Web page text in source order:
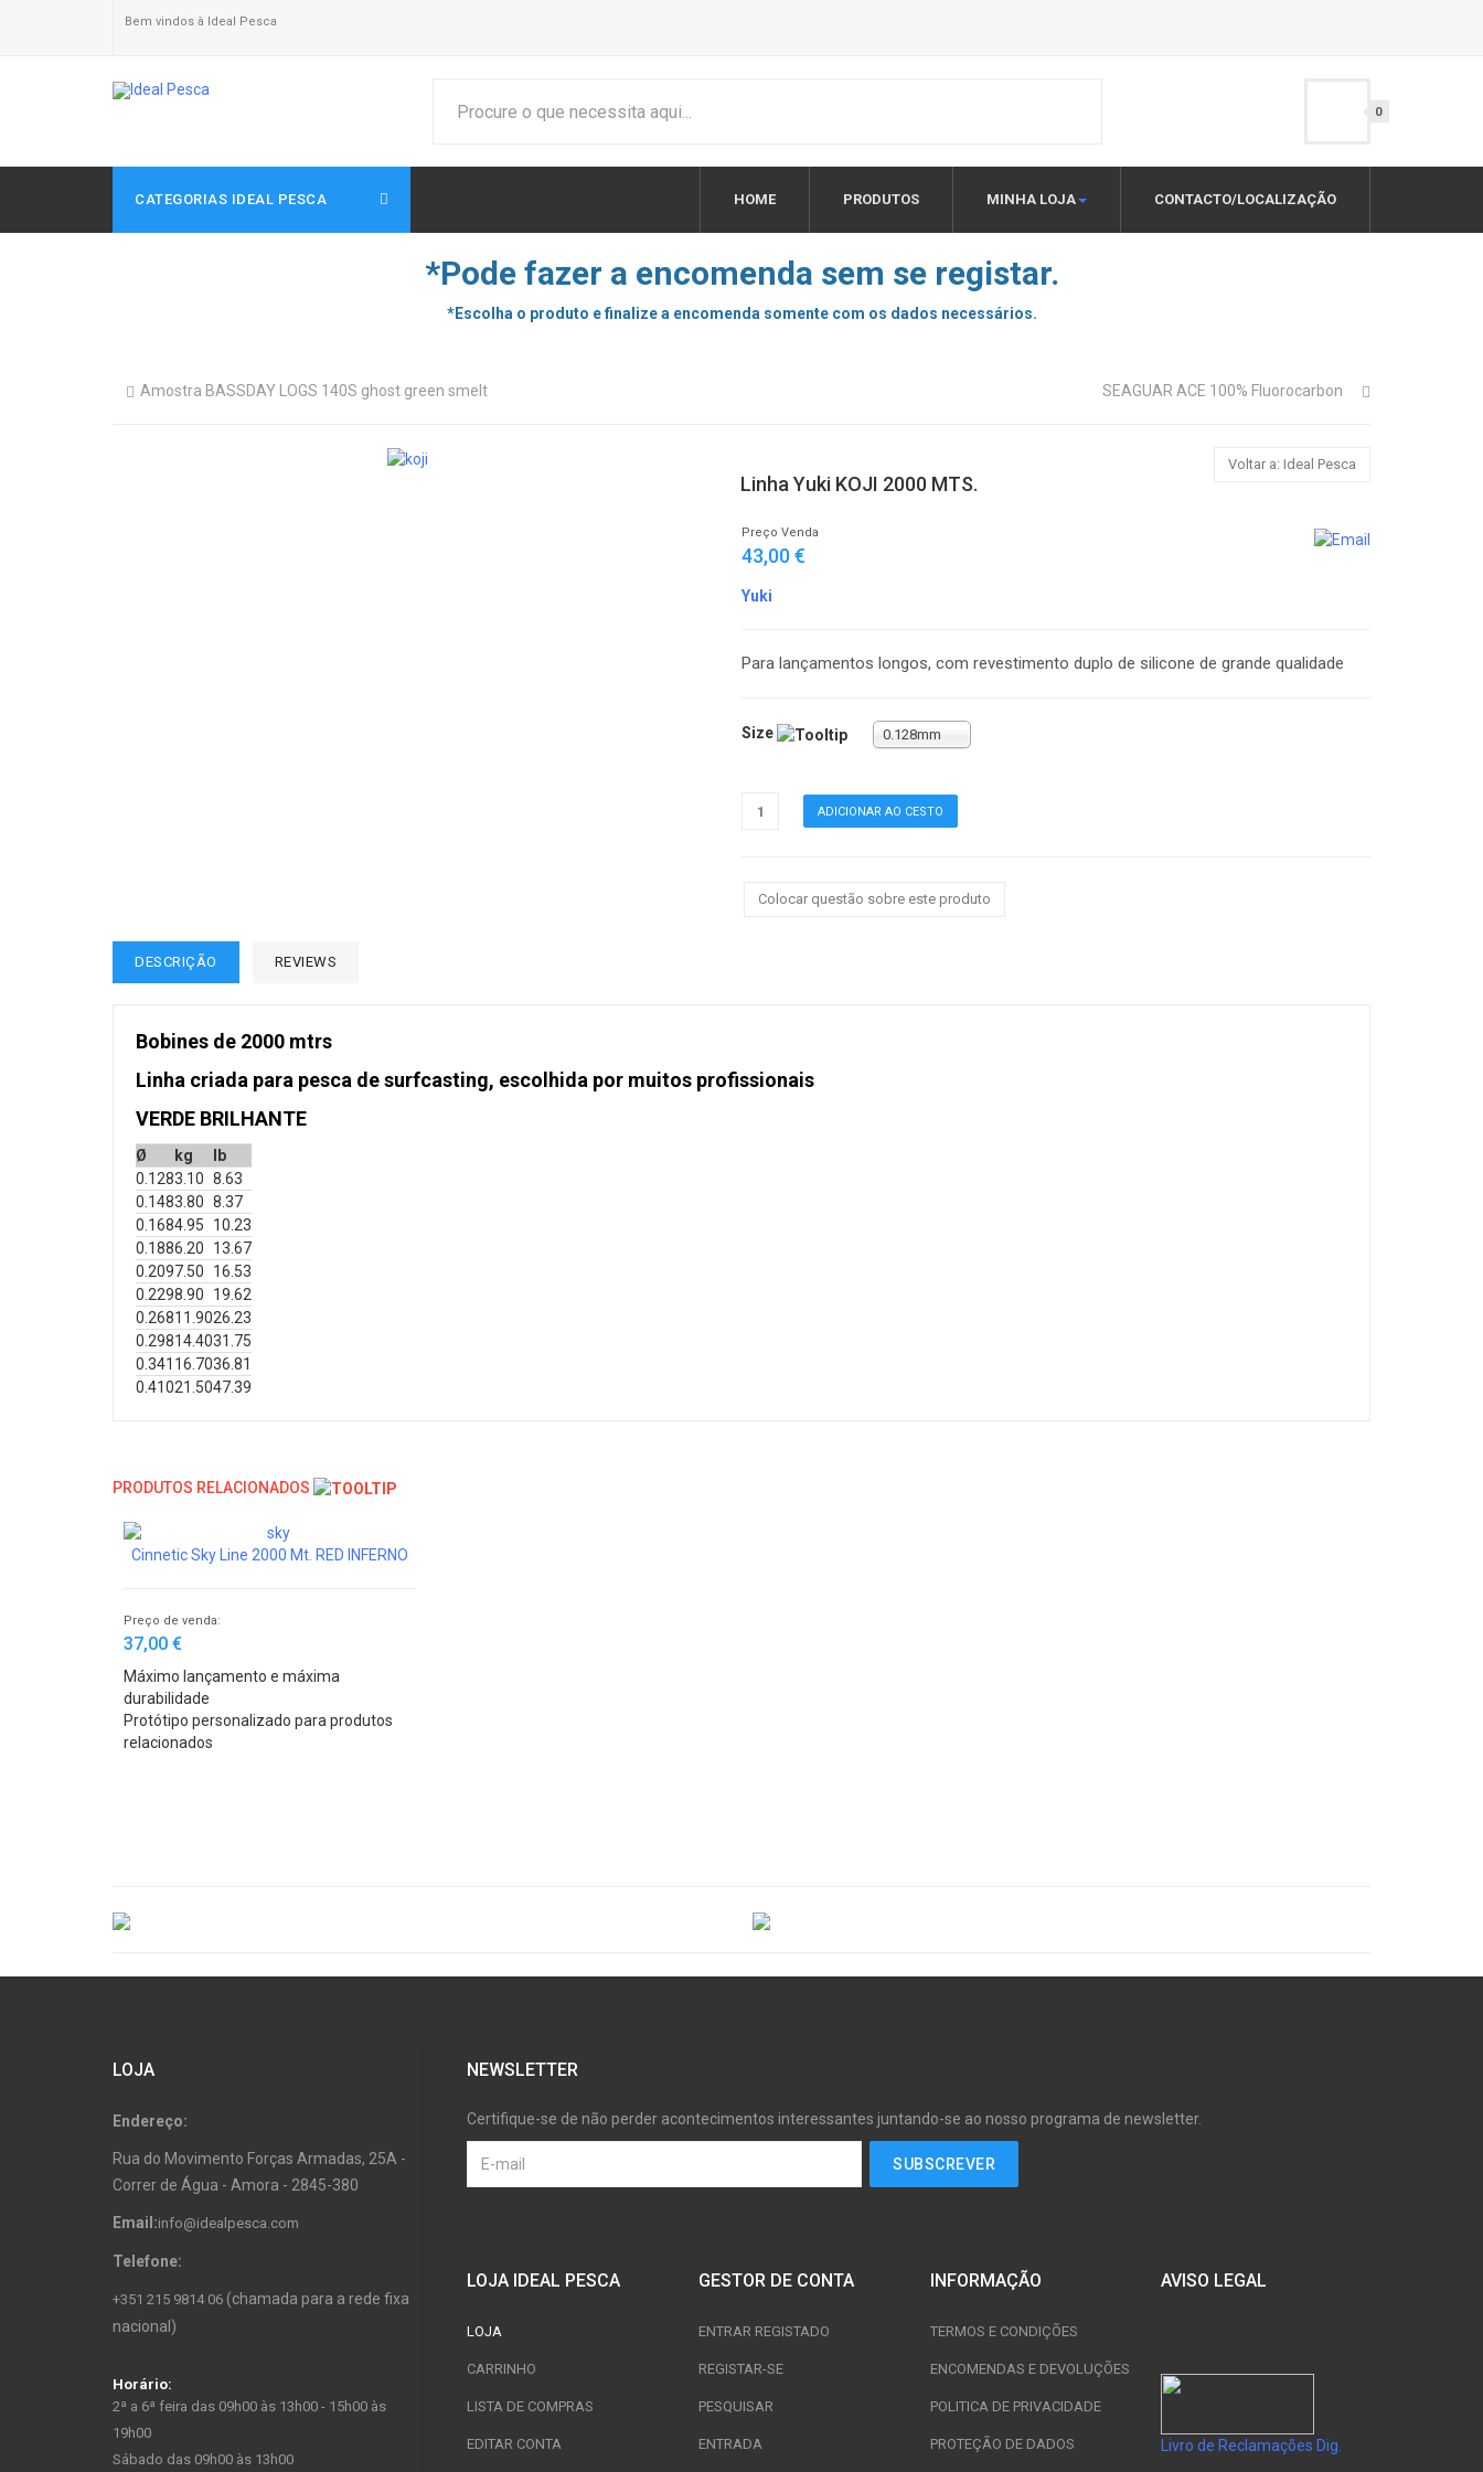
Bem vindos à Ideal Pesca
0
CATEGORIAS IDEAL PESCA HOME PRODUTOS MINHA LOJA CONTACTO/LOCALIZAÇÃO
*Pode fazer a encomenda sem se registar.
*Escolha o produto e finalize a encomenda somente com os dados necessários.
Amostra BASSDAY LOGS 140S ghost green smelt SEAGUAR ACE 100% Fluorocarbon
Voltar a: Ideal Pesca
Linha Yuki KOJI 2000 MTS.
Preço Venda
43,00 €
Yuki
Para lançamentos longos, com revestimento duplo de silicone de grande qualidade
Size 0.128mm
Colocar questão sobre este produto
DESCRIÇÃO REVIEWS
Bobines de 2000 mtrs
Linha criada para pesca de surfcasting, escolhida por muitos profissionais
VERDE BRILHANTE
Ø kg
lb
0.1283.10 8.63
0.1483.80 8.37
0.1684.95
10.23
0.1886.20
13.67
0.2097.50
16.53
0.2298.90
19.62
0.26811.9026.23
0.29814.4031.75
0.341 16.7036.81
0.41021.5047.39
PRODUTOS RELACIONADOS
Cinnetic Sky Line 2000 Mt. RED INFERNO
Preço de venda:
37,00 €
Máximo lançamento e máxima
durabilidade
Protótipo personalizado para produtos
relacionados
LOJA
Endereço:
Rua do Movimento Forças Armadas, 25A -
Correr de Água - Amora - 2845-380
Email:info@idealpesca.com
Telefone:
+351 215 9814 06 (chamada para a rede fixa
nacional)
Horário:
2ª a 6ª feira das 09h00 às 13h00 - 15h00 às
19h00
Sábado das 09h00 às 13h00
NEWSLETTER
Certifique-se de não perder acontecimentos interessantes juntando-se ao nosso programa de newsletter.
LOJA IDEAL PESCA
LOJA
CARRINHO
LISTA DE COMPRAS
EDITAR CONTA
GESTOR DE CONTA
ENTRAR REGISTADO
REGISTAR-SE
PESQUISAR
ENTRADA
INFORMAÇÃO
TERMOS E CONDIÇÕES
ENCOMENDAS E DEVOLUÇÕES
POLITICA DE PRIVACIDADE
PROTEÇÃO DE DADOS
AVISO LEGAL
Livro de Reclamações Dig.